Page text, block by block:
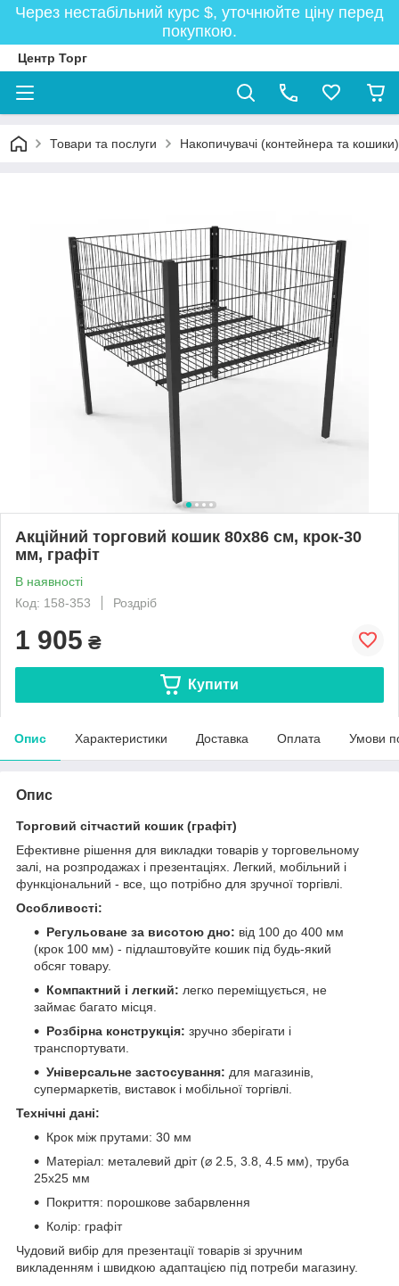
Через нестабільний курс $, уточнюйте ціну перед
покупкою.
Центр Торг
Товари та послуги Накопичувачі (контейнера та кошики)
Акційний торговий кошик 80х86 см, крок-30
мм, графіт
В наявності
Код: 158-353
Роздріб
1 905 ₴
Купити
Опис Характеристики Доставка Оплата Умови
Опис
Торговий сітчастий кошик (графіт)
Ефективне рішення для викладки товарів у торговельному
залі, на розпродажах і презентаціях. Легкий, мобільний і
функціональний - все, що потрібно для зручної торгівлі.
Особливості:
Регульоване за висотою дно: від 100 до 400 мм
(крок 100 мм) - підлаштовуйте кошик під будь-який
обсяг товару.
Компактний і легкий: легко переміщується, не
займає багато місця.
Розбірна конструкція: зручно зберігати і
транспортувати.
Універсальне застосування: для магазинів,
супермаркетів, виставок і мобільної торгівлі.
Технічні дані:
Крок між прутами: 30 мм
Матеріал: металевий дріт (⌀ 2.5, 3.8, 4.5 мм), труба
25х25 мм
Покриття: порошкове забарвлення
Колір: графіт
Чудовий вибір для презентації товарів зі зручним
викладенням і швидкою адаптацією під потреби магазину.